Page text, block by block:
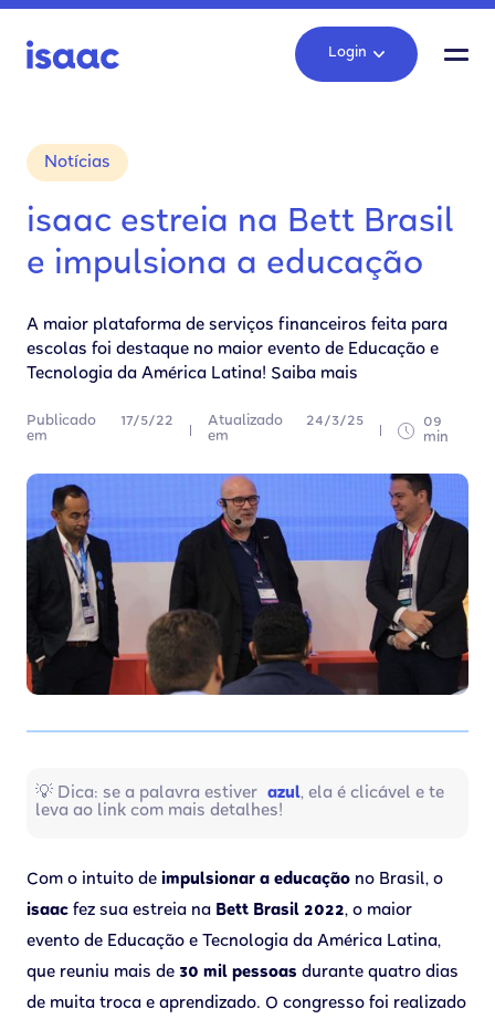
Login
Notícias
isaac estreia na Bett Brasil
e impulsiona a educação
A maior plataforma de serviços financeiros feita para
escolas foi destaque no maior evento de Educação e
Tecnologia da América Latina! Saiba mais
Publicado
em
17/5/22
Atualizado
em
24/3/25
09
min
💡 Dica: se a palavra estiver azul, ela é clicável e te
leva ao link com mais detalhes!
Com o intuito de impulsionar a educação no Brasil, o
isaac fez sua estreia na Bett Brasil 2022, o maior
evento de Educação e Tecnologia da América Latina,
que reuniu mais de 30 mil pessoas durante quatro dias
de muita troca e aprendizado. O congresso foi realizado